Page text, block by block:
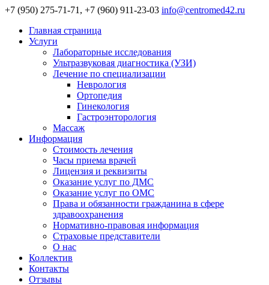
+7 (950) 275-71-71, +7 (960) 911-23-03 info@centromed42.ru
Главная страница
Услуги
Лабораторные исследования
Ультразвуковая диагностика (УЗИ)
Лечение по специализации
Неврология
Ортопедия
Гинекология
Гастроэнторология
Массаж
Информация
Стоимость лечения
Часы приема врачей
Лицензия и реквизиты
Оказание услуг по ДМС
Оказание услуг по ОМС
Права и обязанности гражданина в сфере
здравоохранения
Нормативно-правовая информация
Страховые представители
О нас
Коллектив
Контакты
Отзывы